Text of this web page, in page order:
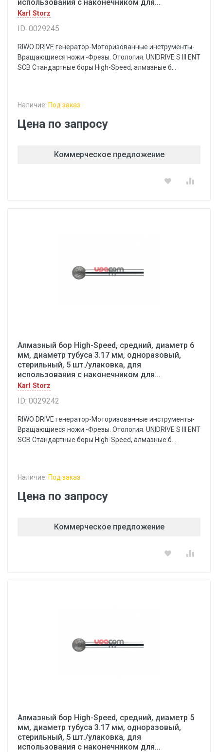
использования с наконечником для...
Karl Storz
ID: 0029245
RIWO DRIVE генератор-Моторизованные инструменты-
Вращающиеся ножи -Фрезы. Отология. UNIDRIVE S III ENT
SCB Стандартные боры High-Speed, алмазные б...
Наличие: Под заказ
Цена по запросу
Коммерческое предложение
Алмазный бор High-Speed, средний, диаметр 6
мм, диаметр тубуса 3.17 мм, одноразовый,
стерильный, 5 шт./улаковка, для
использования с наконечником для...
Karl Storz
ID: 0029242
RIWO DRIVE генератор-Моторизованные инструменты-
Вращающиеся ножи -Фрезы. Отология. UNIDRIVE S III ENT
SCB Стандартные боры High-Speed, алмазные б...
Наличие: Под заказ
Цена по запросу
Коммерческое предложение
Алмазный бор High-Speed, средний, диаметр 5
мм, диаметр тубуса 3.17 мм, одноразовый,
стерильный, 5 шт./улаковка, для
использования с наконечником для...